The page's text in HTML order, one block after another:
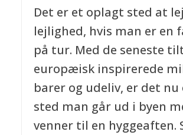
Det er et oplagt sted at
lejlighed, hvis man er en
på tur. Med de seneste
europæisk inspirerede
barer og udeliv, er det nu
sted man går ud i byen
venner til en hyggeaften.